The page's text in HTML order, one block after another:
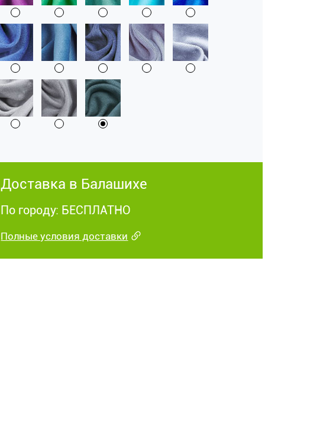
Доставка в Балашихе
По городу: БЕСПЛАТНО
Полные условия доставки